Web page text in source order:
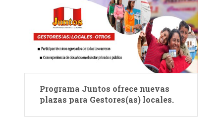
Programa Juntos ofrece nuevas
plazas para Gestores(as) locales.